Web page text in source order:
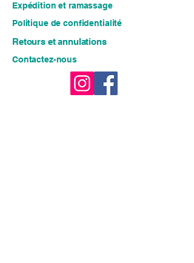
Expédition et ramassage
Politique de confidentialité
Retours et annulations
Contactez-nous